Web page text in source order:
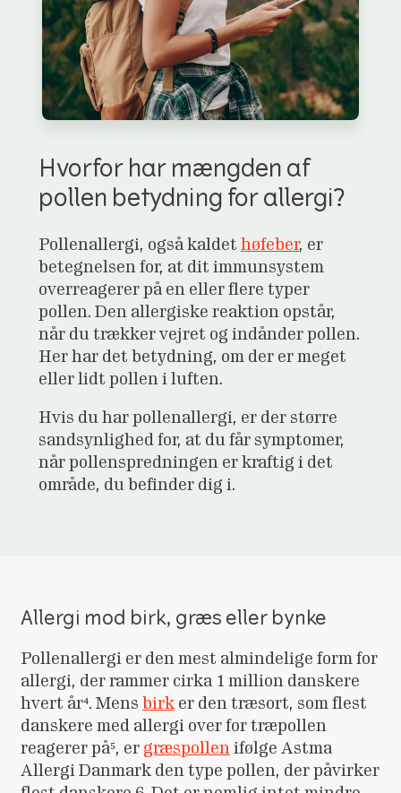
Hvorfor har mængden af
pollen betydning for allergi?
Pollenallergi, også kaldet høfeber, er
betegnelsen for, at dit immunsystem
overreagerer på en eller flere typer
pollen. Den allergiske reaktion opstår,
når du trækker vejret og indånder pollen.
Her har det betydning, om der er meget
eller lidt pollen i luften.
Hvis du har pollenallergi, er der større
sandsynlighed for, at du får symptomer,
når pollenspredningen er kraftig i det
område, du befinder dig i.
Allergi mod birk, græs eller bynke
Pollenallergi er den mest almindelige form for
allergi, der rammer cirka 1 million danskere
hvert år⁴. Mens birker den træsort, som flest
danskere med allergi over for træpollen
reagerer på⁵, er græspollen ifølge Astma
Allergi Danmark den type pollen, der påvirker